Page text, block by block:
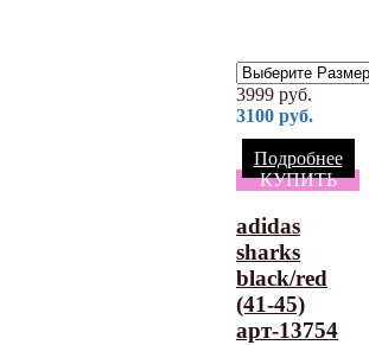
3999 руб.
3100 руб.
Подробнее
КУПИТЬ
adidas
sharks
black/red
(41-45)
арт-13754